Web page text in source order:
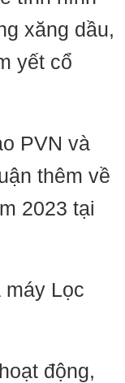
xăng dầu,
yết cổ
PVN và
thêm về
2023 tại
máy Lọc
động,